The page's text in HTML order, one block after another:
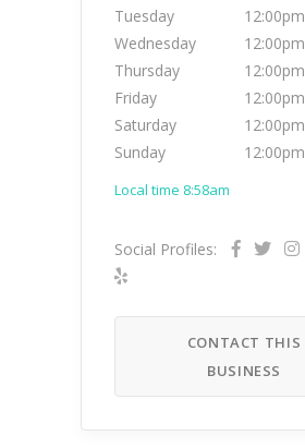
Tuesday
12:00pm
Wednesday
12:00pm
Thursday
12:00pm
Friday
12:00pm
Saturday
12:00pm
Sunday
12:00pm
Local time 8:58am
Social Profiles:
CONTACT THIS
BUSINESS